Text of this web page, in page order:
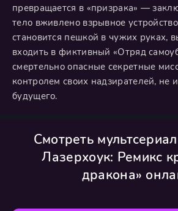
превращается в «призрака» —
тело вживлено взрывное
становится пешкой в чужих руках,
входить в фиктивный «Отряд
смертельно опасные секретные
контролем своих надзирателей, не
будущего.
Смотреть
Лазерхоук: Ремикс
дракона»